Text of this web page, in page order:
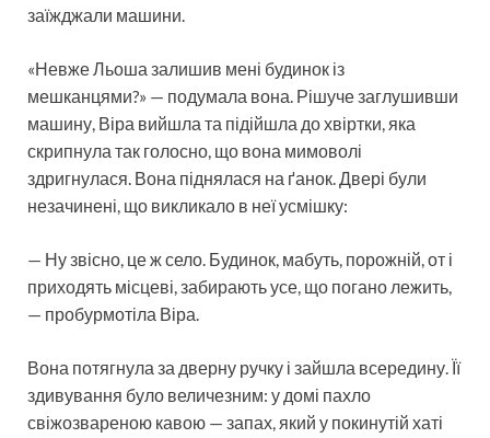
заїжджали машини.
«Невже Льоша залишив мені будинок із
мешканцями?» — подумала вона. Рішуче заглушивши
машину, Віра вийшла та підійшла до хвіртки, яка
скрипнула так голосно, що вона мимоволі
здригнулася. Вона піднялася на ґанок. Двері були
незачинені, що викликало в неї усмішку:
— Ну звісно, це ж село. Будинок, мабуть, порожній, от і
приходять місцеві, забирають усе, що погано лежить,
— пробурмотіла Віра.
Вона потягнула за дверну ручку і зайшла всередину. Її
здивування було величезним: у домі пахло
свіжозвареною кавою — запах, який у покинутій хаті